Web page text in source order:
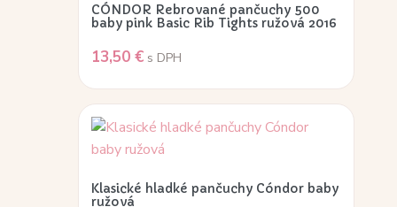
CÓNDOR Rebrované pančuchy 500
baby pink Basic Rib Tights ružová 2016
13,50 € s DPH
Klasické hladké pančuchy Cóndor baby
ružová